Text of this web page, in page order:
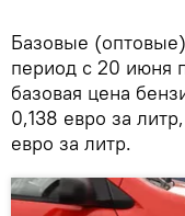
Базовые
период с 20 июня
базовая цена
0,138 евро за
евро за литр.